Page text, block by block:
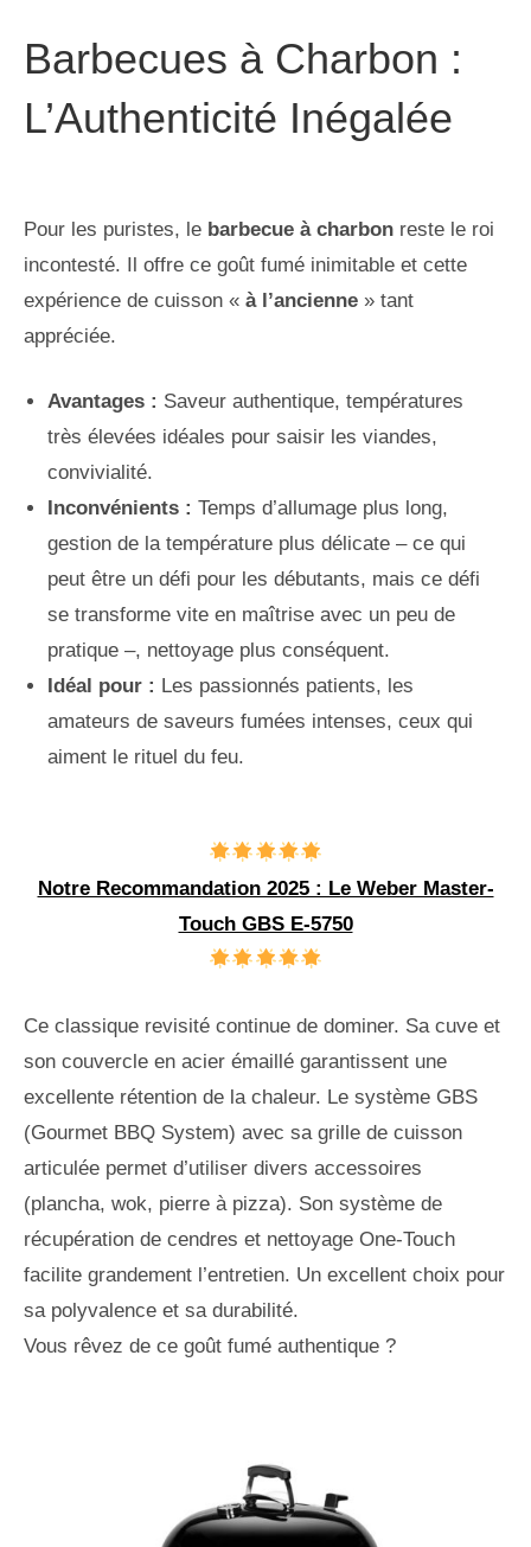
Barbecues à Charbon :
L’Authenticité Inégalée
Pour les puristes, le barbecue à charbon reste le roi
incontesté. Il offre ce goût fumé inimitable et cette
expérience de cuisson « à l’ancienne » tant
appréciée.
Avantages : Saveur authentique, températures
très élevées idéales pour saisir les viandes,
convivialité.
Inconvénients : Temps d’allumage plus long,
gestion de la température plus délicate – ce qui
peut être un défi pour les débutants, mais ce défi
se transforme vite en maîtrise avec un peu de
pratique –, nettoyage plus conséquent.
Idéal pour : Les passionnés patients, les
amateurs de saveurs fumées intenses, ceux qui
aiment le rituel du feu.
Notre Recommandation 2025 : Le Weber Master-
Touch GBS E-5750
Ce classique revisité continue de dominer. Sa cuve et
son couvercle en acier émaillé garantissent une
excellente rétention de la chaleur. Le système GBS
(Gourmet BBQ System) avec sa grille de cuisson
articulée permet d’utiliser divers accessoires
(plancha, wok, pierre à pizza). Son système de
récupération de cendres et nettoyage One-Touch
facilite grandement l’entretien. Un excellent choix pour
sa polyvalence et sa durabilité.
Vous rêvez de ce goût fumé authentique ?